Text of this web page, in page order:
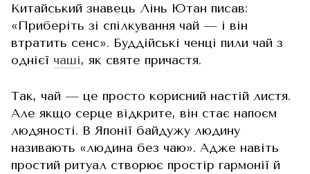
Китайський знавець Лінь Ютан писав:
«Приберіть зі спілкування чай — і він
втратить сенс». Буддійські ченці пили чай з
однієї чаші, як святе причастя.
Так, чай — це просто корисний настій листя.
Але якщо серце відкрите, він стає напоєм
людяності. В Японії байдужу людину
називають «людина без чаю». Адже навіть
простий ритуал створює простір гармонії й